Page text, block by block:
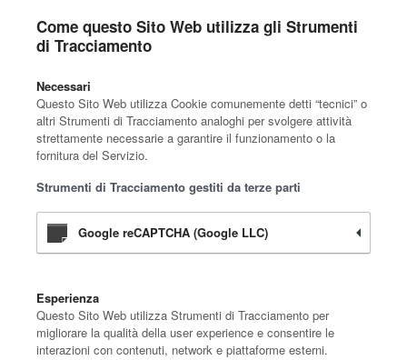
Come questo Sito Web utilizza gli Strumenti
di Tracciamento
Necessari
Questo Sito Web utilizza Cookie comunemente detti “tecnici” o
altri Strumenti di Tracciamento analoghi per svolgere attività
strettamente necessarie a garantire il funzionamento o la
fornitura del Servizio.
Strumenti di Tracciamento gestiti da terze parti
Google reCAPTCHA (Google LLC)
Esperienza
Questo Sito Web utilizza Strumenti di Tracciamento per
migliorare la qualità della user experience e consentire le
interazioni con contenuti, network e piattaforme esterni.